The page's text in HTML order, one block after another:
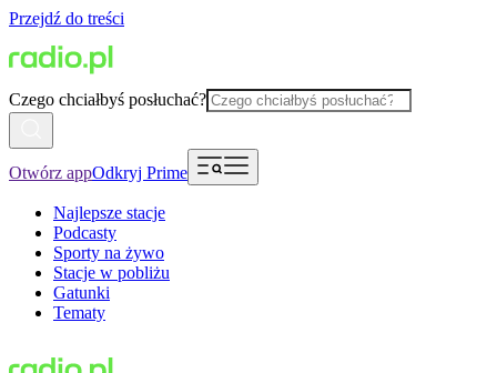
Przejdź do treści
Czego chciałbyś posłuchać?
Otwórz appOdkryj Prime
Najlepsze stacje
Podcasty
Sporty na żywo
Stacje w pobliżu
Gatunki
Tematy